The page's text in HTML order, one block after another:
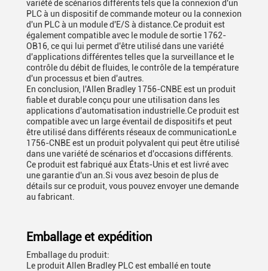
variété de scénarios différents tels que la connexion d'un
PLC à un dispositif de commande moteur ou la connexion
d'un PLC à un module d'E/S à distance.Ce produit est
également compatible avec le module de sortie 1762-
OB16, ce qui lui permet d'être utilisé dans une variété
d'applications différentes telles que la surveillance et le
contrôle du débit de fluides, le contrôle de la température
d'un processus et bien d'autres.
En conclusion, l'Allen Bradley 1756-CNBE est un produit
fiable et durable conçu pour une utilisation dans les
applications d'automatisation industrielle.Ce produit est
compatible avec un large éventail de dispositifs et peut
être utilisé dans différents réseaux de communicationLe
1756-CNBE est un produit polyvalent qui peut être utilisé
dans une variété de scénarios et d'occasions différents.
Ce produit est fabriqué aux États-Unis et est livré avec
une garantie d'un an.Si vous avez besoin de plus de
détails sur ce produit, vous pouvez envoyer une demande
au fabricant.
Emballage et expédition
Emballage du produit:
Le produit Allen Bradley PLC est emballé en toute